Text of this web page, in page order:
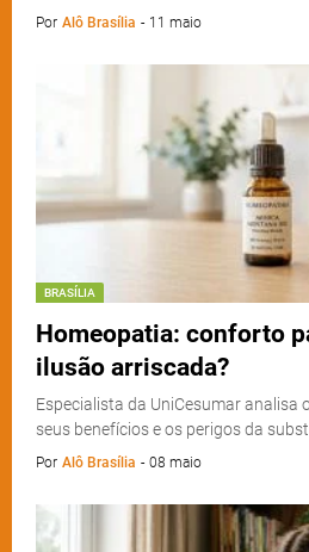
Por Alô Brasília - 11 maio
BRASÍLIA
Homeopatia: conforto
ilusão arriscada?
Especialista da UniCesumar analisa
seus benefícios e os perigos da
Por Alô Brasília - 08 maio